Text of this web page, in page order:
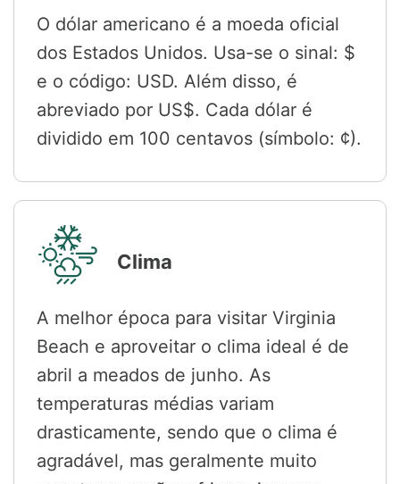
O dólar americano é a moeda oficial
dos Estados Unidos. Usa-se o sinal: $
e o código: USD. Além disso, é
abreviado por US$. Cada dólar é
dividido em 100 centavos (símbolo: ¢).
Clima
A melhor época para visitar Virginia
Beach e aproveitar o clima ideal é de
abril a meados de junho. As
temperaturas médias variam
drasticamente, sendo que o clima é
agradável, mas geralmente muito